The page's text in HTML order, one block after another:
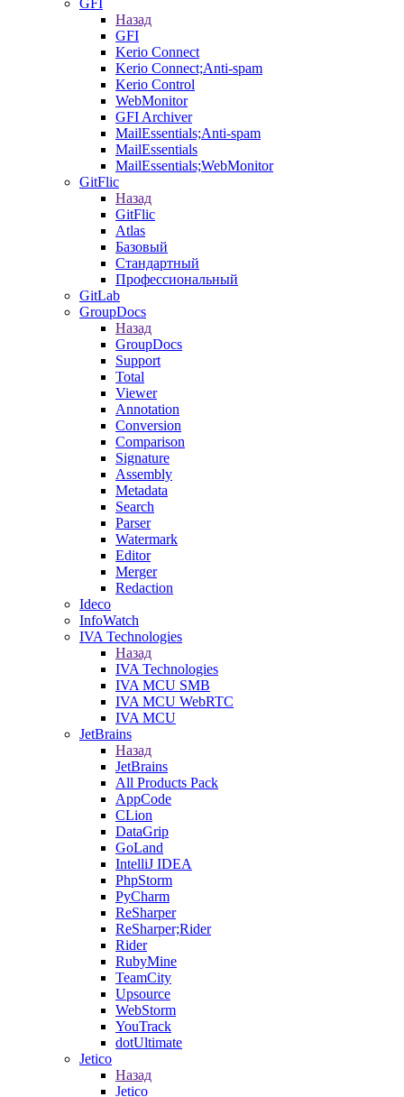
GFI
Назад
GFI
Kerio Connect
Kerio Connect;Anti-spam
Kerio Control
WebMonitor
GFI Archiver
MailEssentials;Anti-spam
MailEssentials
MailEssentials;WebMonitor
GitFlic
Назад
GitFlic
Atlas
Базовый
Стандартный
Профессиональный
GitLab
GroupDocs
Назад
GroupDocs
Support
Total
Viewer
Annotation
Conversion
Comparison
Signature
Assembly
Metadata
Search
Parser
Watermark
Editor
Merger
Redaction
Ideco
InfoWatch
IVA Technologies
Назад
IVA Technologies
IVA MCU SMB
IVA MCU WebRTC
IVA MCU
JetBrains
Назад
JetBrains
All Products Pack
AppCode
CLion
DataGrip
GoLand
IntelliJ IDEA
PhpStorm
PyCharm
ReSharper
ReSharper;Rider
Rider
RubyMine
TeamCity
Upsource
WebStorm
YouTrack
dotUltimate
Jetico
Назад
Jetico